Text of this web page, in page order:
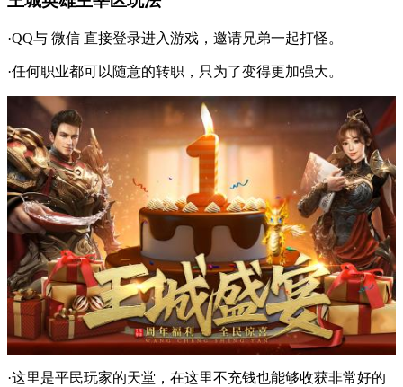
·QQ与 微信 直接登录进入游戏，邀请兄弟一起打怪。
·任何职业都可以随意的转职，只为了变得更加强大。
·这里是平民玩家的天堂，在这里不充钱也能够收获非常好的